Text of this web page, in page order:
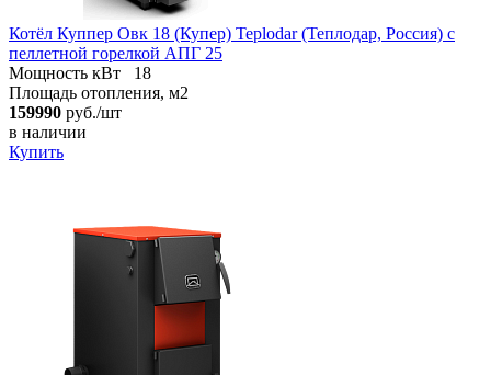
Котёл Куппер Овк 18 (Купер) Teplodar (Теплодар, Россия) с
пеллетной горелкой АПГ 25
Мощность кВт
18
Площадь отопления, м2
159990 руб./шт
в наличии
Купить